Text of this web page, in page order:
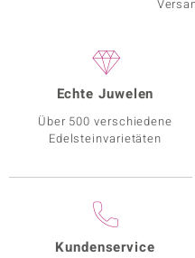
Echte Juwelen
Über 500 verschiedene
Edelsteinvarietäten
Kundenservice